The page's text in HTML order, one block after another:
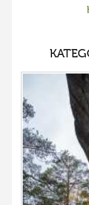
Hiite
Hiite
Liikkuvat
Hiite
Liikkuvat
Hiite
Hiite
Hiite
Hiite